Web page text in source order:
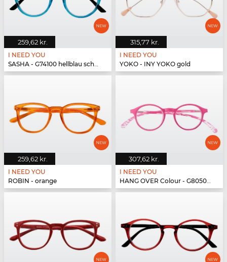
259,62 kr.
I NEED YOU
SASHA - G74100 hellblau schwarz
315,77 kr.
I NEED YOU
YOKO - INY YOKO gold
259,62 kr.
I NEED YOU
ROBIN - orange
307,62 kr.
I NEED YOU
HANG OVER Colour - G80500 pink